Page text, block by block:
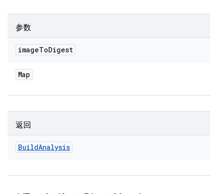
参数
imageToDigest
Map
返回
BuildAnalysis